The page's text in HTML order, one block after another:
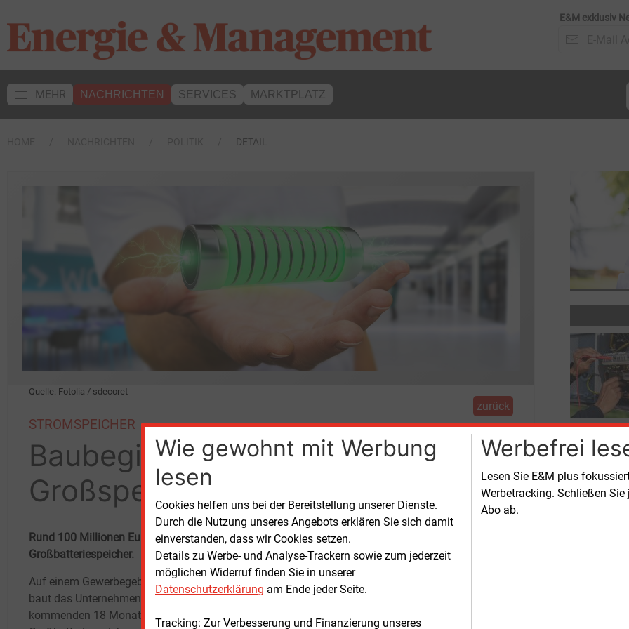
E&M exklusiv
MEHR NACHRICHTEN SERVICES MARKTPLATZ
DETAIL
Wie gewohnt mit Werbung
lesen
Cookies helfen uns bei der Bereitstellung unserer Dienste.
Durch die Nutzung unseres Angebots erklären Sie sich damit
einverstanden, dass wir Cookies setzen.
Details zu Werbe- und Analyse-Trackern sowie zum jederzeit
möglichen Widerruf finden Sie in unserer
Datenschutzerklärung am Ende jeder Seite.
Tracking: Zur Verbesserung und Finanzierung unseres
Werbefrei
Lesen Sie E&M plus
Werbetracking. Schließen
Abo ab.
Quelle: Fotolia / sdecoret
zurück
STROMSPEICHER
Baubeginn für 100-MW-
Großspeicher nahe Chemnitz
Rund 100 Millionen Euro für 100 MW Leistung: In Röhrsdorf bei Chemnitz entsteht ein weiterer
Großbatteriespeicher.
Auf einem Gewerbegebiet der Stadt Chemnitz
baut das Unternehmen Lichtblick in den
kommenden 18 Monaten ein
Stromspeicher an unser 110-Kilovolt-